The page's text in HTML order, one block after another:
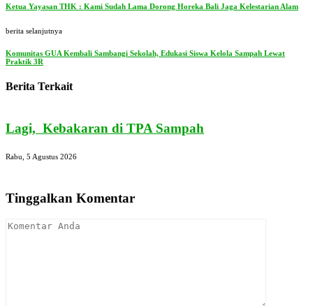
Ketua Yayasan THK : Kami Sudah Lama Dorong Horeka Bali Jaga Kelestarian Alam
berita selanjutnya
Komunitas GUA Kembali Sambangi Sekolah, Edukasi Siswa Kelola Sampah Lewat
Praktik 3R
Berita Terkait
Lagi, Kebakaran di TPA Sampah
Rabu, 5 Agustus 2026
Tinggalkan Komentar